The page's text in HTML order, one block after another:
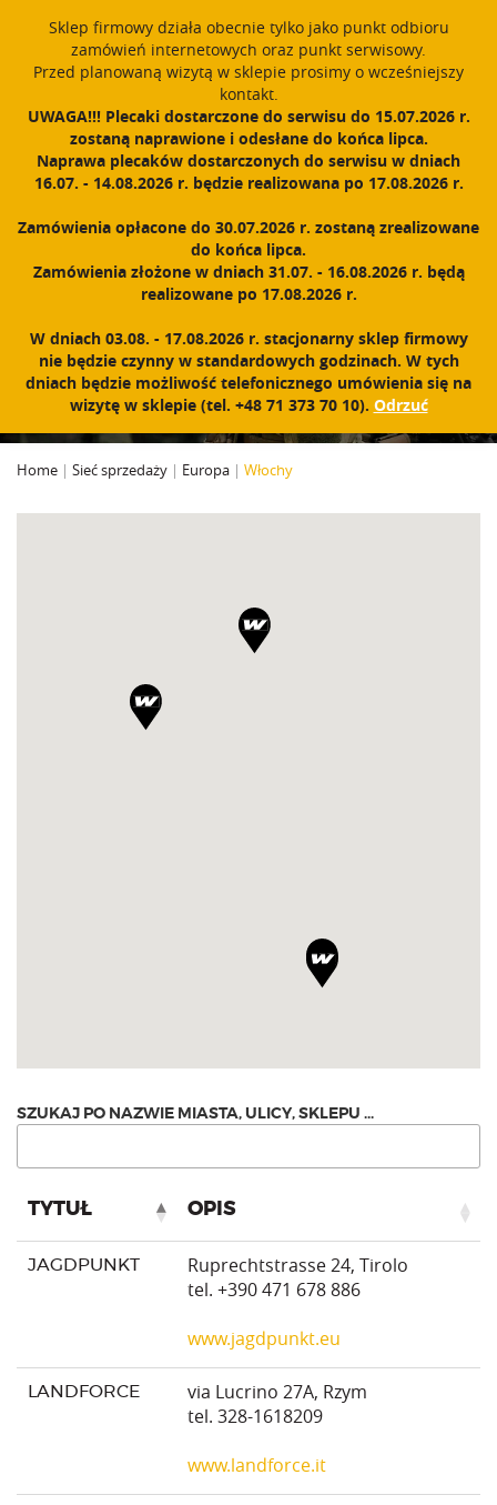
{dataLayer.push(arguments);} gtag('js', new Date()); gtag('config',
'UA-11892555-1');
PROUDLY MADE IN POLAND SINCE 1984 Polski
Zarejestruj się Zaloguj się 0
N
w
g
j
a
WŁOCHY
Home | Sieć sprzedaży | Europa | Włochy
TYTUŁ OPIS
JAGDPUNKT
Ruprechtstrasse 24, Tirolo
tel. +390 471 678 886
www.jagdpunkt.eu
LANDFORCE
via Lucrino 27A, Rzym
tel. 328-1618209
www.landforce.it
Sklep firmowy działa obecnie tylko jako punkt odbioru
zamówień internetowych oraz punkt serwisowy.
Przed planowaną wizytą w sklepie prosimy o wcześniejszy
kontakt.
UWAGA!!! Plecaki dostarczone do serwisu do 15.07.2026 r.
zostaną naprawione i odesłane do końca lipca.
Naprawa plecaków dostarczonych do serwisu w dniach
16.07. - 14.08.2026 r. będzie realizowana po 17.08.2026 r.
Zamówienia opłacone do 30.07.2026 r. zostaną zrealizowane
do końca lipca.
Zamówienia złożone w dniach 31.07. - 16.08.2026 r. będą
realizowane po 17.08.2026 r.
W dniach 03.08. - 17.08.2026 r. stacjonarny sklep firmowy
nie będzie czynny w standardowych godzinach. W tych
dniach będzie możliwość telefonicznego umówienia się na
wizytę w sklepie (tel. +48 71 373 70 10). Odrzuć